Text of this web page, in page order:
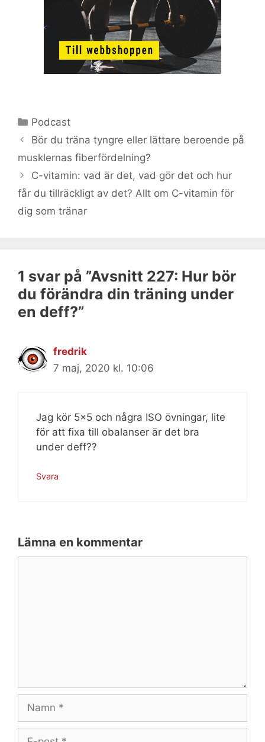
Kategorier
Podcast
Bör du träna tyngre eller lättare beroende på
musklernas fiberfördelning?
C-vitamin: vad är det, vad gör det och hur
får du tillräckligt av det? Allt om C-vitamin för
dig som tränar
1 svar på ”Avsnitt 227: Hur bör
du förändra din träning under
en deff?”
fredrik
7 maj, 2020 kl. 10:06
Jag kör 5×5 och några ISO övningar, lite
för att fixa till obalanser är det bra
under deff??
Svara
Lämna en kommentar